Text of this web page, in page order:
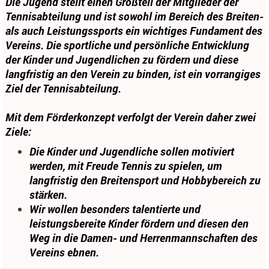
Tennisabteilung und ist sowohl im Bereich des Breiten-
als auch Leistungssports ein wichtiges Fundament des
Vereins. Die sportliche und persönliche Entwicklung
der Kinder und Jugendlichen zu fördern und diese
langfristig an den Verein zu binden, ist ein vorrangiges
Ziel der Tennisabteilung.
Mit dem Förderkonzept verfolgt der Verein daher zwei
Ziele:
Die Kinder und Jugendliche sollen motiviert
werden, mit Freude Tennis zu spielen, um
langfristig den Breitensport und Hobbybereich zu
stärken.
Wir wollen besonders talentierte und
leistungsbereite Kinder fördern und diesen den
Weg in die Damen- und Herrenmannschaften des
Vereins ebnen.